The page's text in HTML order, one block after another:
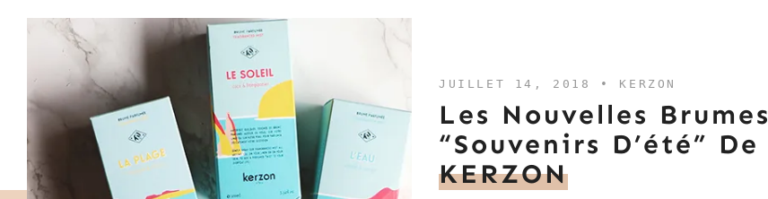
JUILLET 14, 2018 • KERZON
Les Nouvelles Brumes
“Souvenirs D’été” De
KERZON